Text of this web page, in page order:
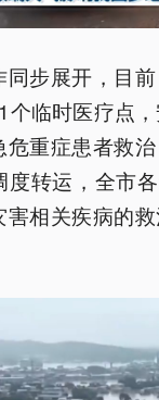
同步展开，目
个临时医疗点
危重症患者救
度转运，全市
害相关疾病的